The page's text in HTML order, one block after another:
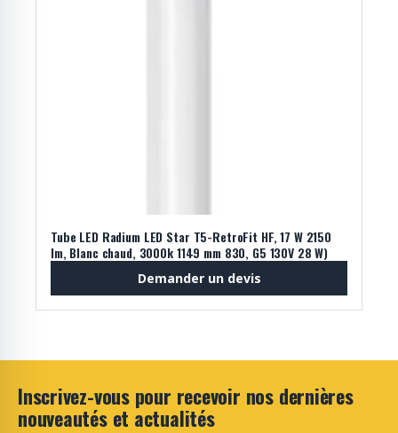
Tube LED Radium LED Star T5-RetroFit HF, 17 W 2150
lm, Blanc chaud, 3000k 1149 mm 830, G5 130V 28 W)
Demander un devis
Inscrivez-vous pour recevoir nos dernières
nouveautés et actualités